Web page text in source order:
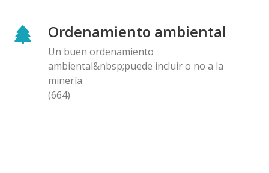
Ordenamiento ambiental
Un buen ordenamiento
ambiental&nbsp;puede incluir o no a la
minería
(664)